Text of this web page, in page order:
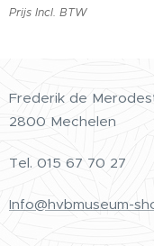
Prijs Incl. BTW
Frederik de
2800 Mechelen
Tel. 015 67 70 27
Info@hvbmuseum-